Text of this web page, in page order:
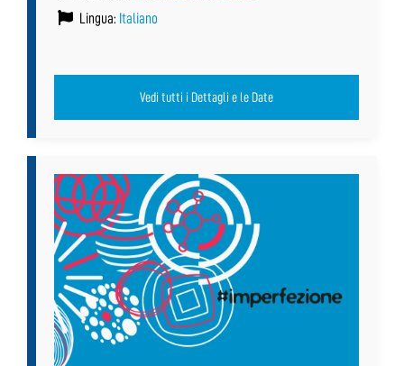
Lingua: Italiano
Vedi tutti i Dettagli e le Date